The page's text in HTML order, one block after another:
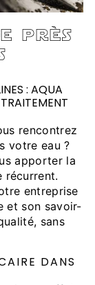
près
: AQUA
rencontrez
votre eau ?
apporter la
récurrent.
entreprise
et son savoir-
sans
DANS